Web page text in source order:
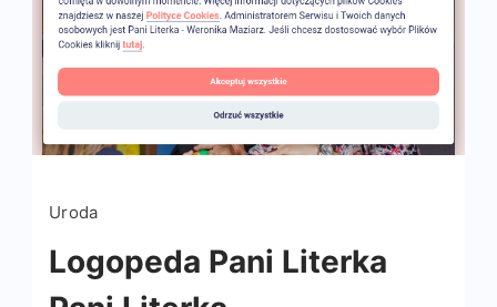
Uroda
Logopeda Pani Literka